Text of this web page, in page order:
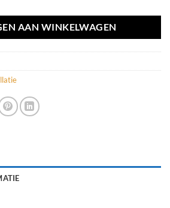
AAN WINKELWAGEN